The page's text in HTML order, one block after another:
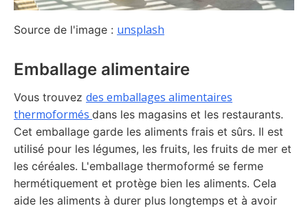
Source de l'image : unsplash
Emballage alimentaire
Vous trouvez des emballages alimentaires
thermoformés dans les magasins et les restaurants.
Cet emballage garde les aliments frais et sûrs. Il est
utilisé pour les légumes, les fruits, les fruits de mer et
les céréales. L'emballage thermoformé se ferme
hermétiquement et protège bien les aliments. Cela
aide les aliments à durer plus longtemps et à avoir